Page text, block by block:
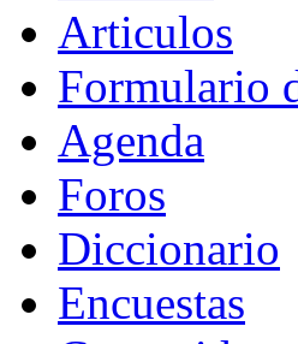
Articulos
Formulario
Agenda
Foros
Diccionario
Encuestas